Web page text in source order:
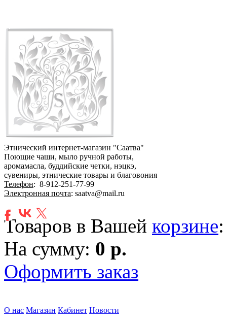
Этнический интернет-магазин "Саатва"
Поющие чаши, мыло ручной работы,
аромамасла, буддийские четки, нэцкэ,
сувениры, этнические товары и благовония
Телефон: 8-912-251-77-99
Электронная почта: saatva@mail.ru
Товаров в Вашей корзине
На сумму: 0 р.
Оформить заказ
О нас Магазин Кабинет Новости